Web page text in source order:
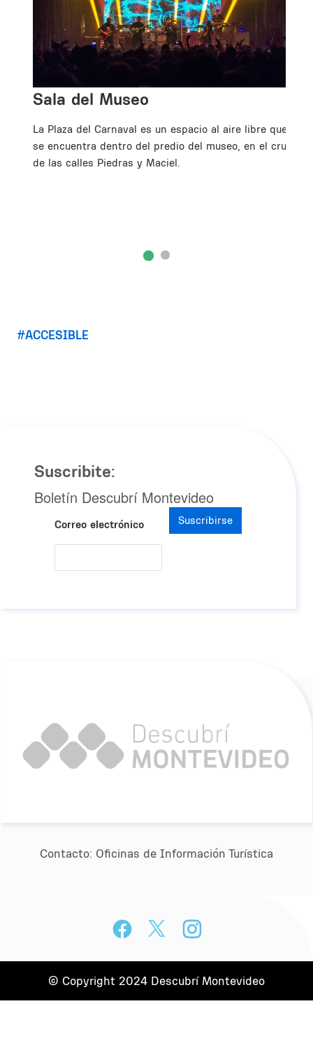
Sala del Museo
La Plaza del Carnaval es un espacio al aire libre que
se encuentra dentro del predio del museo, en el cruce
de las calles Piedras y Maciel.
ACCESIBLE
Suscribite:
Boletín Descubrí Montevideo
Correo electrónico Suscribirse
Contacto: Oﬁcinas de Información Turística
© Copyright 2024 Descubrí Montevideo